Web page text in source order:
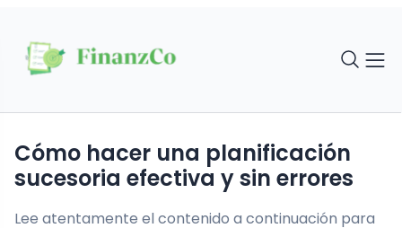
Cómo hacer una planificación
sucesoria efectiva y sin errores
Lee atentamente el contenido a continuación para